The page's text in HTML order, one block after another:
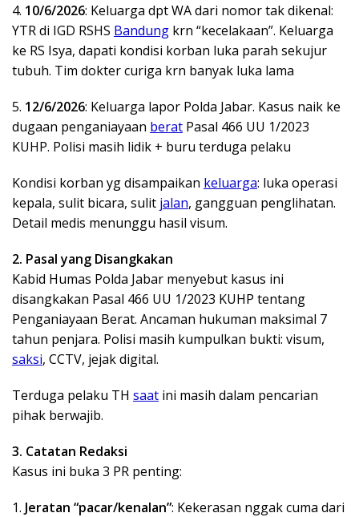
4. 10/6/2026: Keluarga dpt WA dari nomor tak dikenal:
YTR di IGD RSHS Bandung krn “kecelakaan”. Keluarga
ke RS Isya, dapati kondisi korban luka parah sekujur
tubuh. Tim dokter curiga krn banyak luka lama
5. 12/6/2026: Keluarga lapor Polda Jabar. Kasus naik ke
dugaan penganiayaan berat Pasal 466 UU 1/2023
KUHP. Polisi masih lidik + buru terduga pelaku
Kondisi korban yg disampaikan keluarga: luka operasi
kepala, sulit bicara, sulit jalan, gangguan penglihatan.
Detail medis menunggu hasil visum.
2. Pasal yang Disangkakan
Kabid Humas Polda Jabar menyebut kasus ini
disangkakan Pasal 466 UU 1/2023 KUHP tentang
Penganiayaan Berat. Ancaman hukuman maksimal 7
tahun penjara. Polisi masih kumpulkan bukti: visum,
saksi, CCTV, jejak digital.
Terduga pelaku TH saat ini masih dalam pencarian
pihak berwajib.
3. Catatan Redaksi
Kasus ini buka 3 PR penting:
1. Jeratan “pacar/kenalan”: Kekerasan nggak cuma dari